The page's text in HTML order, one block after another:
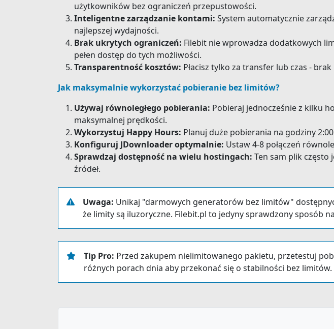
użytkowników bez ograniczeń przepustowości.
Inteligentne zarządzanie kontami: System automatycznie
najlepszej wydajności.
Brak ukrytych ograniczeń: Filebit nie wprowadza dodatkowych
pełen dostęp do tych możliwości.
Transparentność kosztów: Płacisz tylko za transfer lub czas -
Jak maksymalnie wykorzystać pobieranie bez limitów?
Używaj równoległego pobierania: Pobieraj jednocześnie z kilku
maksymalnej prędkości.
Wykorzystuj Happy Hours: Planuj duże pobierania na godziny
Konfiguruj JDownloader optymalnie: Ustaw 4-8 połączeń
Sprawdzaj dostępność na wielu hostingach: Ten sam plik często
źródeł.
Uwaga: Unikaj "darmowych generatorów bez limitów"
że limity są iluzoryczne. Filebit.pl to jedyny sprawdzony sposób
Tip Pro: Przed zakupem nielimitowanego pakietu, przetestuj
różnych porach dnia aby przekonać się o stabilności bez limitów.